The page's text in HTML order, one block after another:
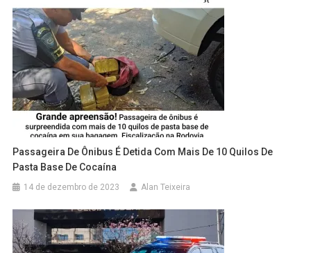
Passageira De Ônibus É Detida Com Mais De 10 Quilos De
Pasta Base De Cocaína
14 de dezembro de 2023 Alan Teixeira